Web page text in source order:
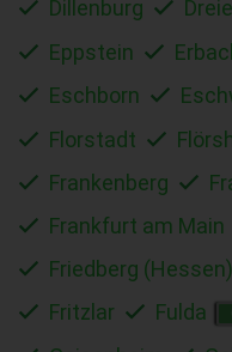
Dillenburg
Eppstein
Eschborn
Florstadt
Frankenberg
Frankfurt am Main
Friedberg (Hessen)
Fritzlar
Fulda